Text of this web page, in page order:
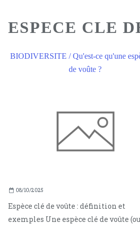
ESPECE CLE
BIODIVERSITE / Qu'est-ce qu'une
de voûte ?
08/10/2025
Espèce clé de voûte : définition et
exemples Une espèce clé de voûte (ou